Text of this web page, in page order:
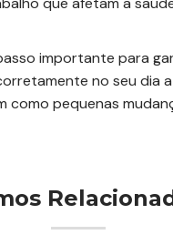
importante para
no seu dia
como pequenas